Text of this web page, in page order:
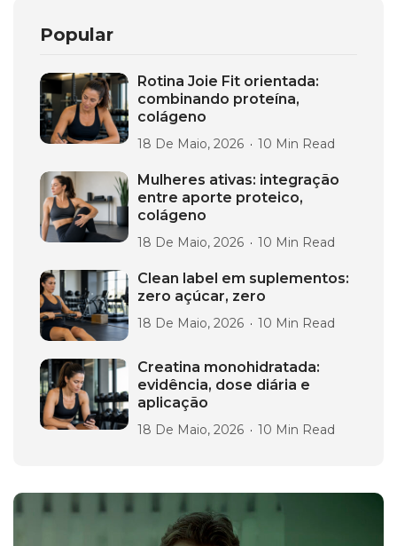
Popular
Rotina Joie Fit orientada:
combinando proteína,
colágeno
18 De Maio, 2026 10 Min Read
Mulheres ativas: integração
entre aporte proteico,
colágeno
18 De Maio, 2026 10 Min Read
Clean label em suplementos:
zero açúcar, zero
18 De Maio, 2026 10 Min Read
Creatina monohidratada:
evidência, dose diária e
aplicação
18 De Maio, 2026 10 Min Read